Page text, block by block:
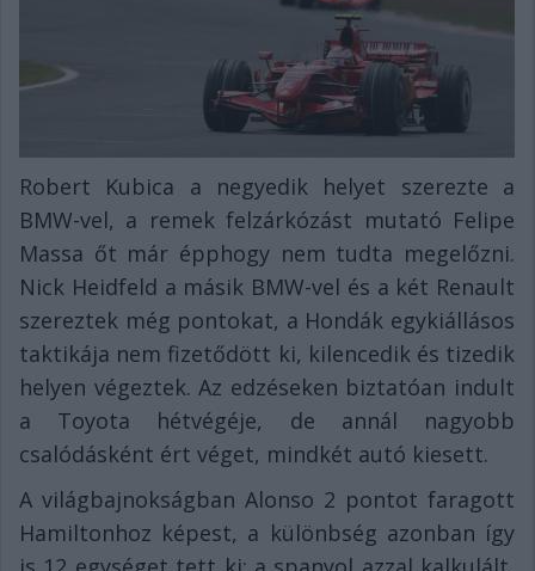
Robert Kubica a negyedik helyet szerezte a
BMW-vel, a remek felzárkózást mutató Felipe
Massa őt már épphogy nem tudta megelőzni.
Nick Heidfeld a másik BMW-vel és a két Renault
szereztek még pontokat, a Hondák egykiállásos
taktikája nem fizetődött ki, kilencedik és tizedik
helyen végeztek. Az edzéseken biztatóan indult
a Toyota hétvégéje, de annál nagyobb
csalódásként ért véget, mindkét autó kiesett.
A világbajnokságban Alonso 2 pontot faragott
Hamiltonhoz képest, a különbség azonban így